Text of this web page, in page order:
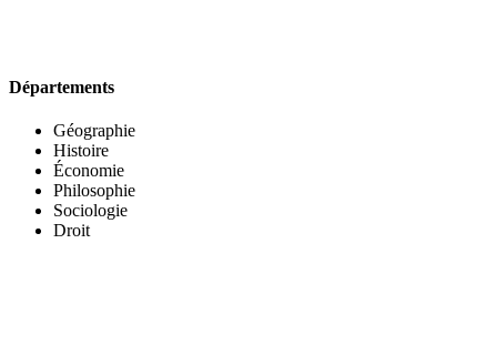
Départements
Géographie
Histoire
Économie
Philosophie
Sociologie
Droit